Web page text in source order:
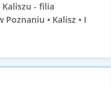
- filia
• Kalisz • I